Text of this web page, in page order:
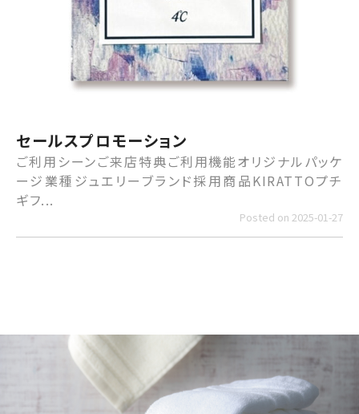
セールスプロモーション
ご利用シーンご来店特典ご利用機能オリジナルパッケ
ージ業種ジュエリーブランド採用商品KIRATTOプチ
ギフ...
Posted on 2025-01-27